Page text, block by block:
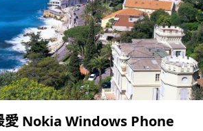
愛 Nokia Windows Phone